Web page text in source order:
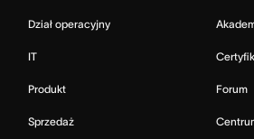
Dział operacyjny
IT
Produkt
Sprzedaż
Forum